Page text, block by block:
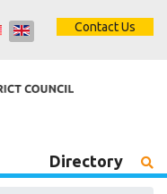
Contact Us
Directory